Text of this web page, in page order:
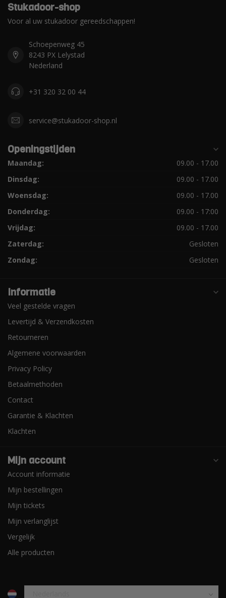
Stukadoor-shop
Voor al uw stukadoor gereedschappen!
Schoepenweg 45
8243 PX Lelystad
Nederland
+31 320 32 00 44
service@stukadoor-shop.nl
Openingstijden
Maandag:
09.00 - 17.00
Dinsdag:
09.00 - 17.00
Woensdag:
09.00 - 17.00
Donderdag:
09.00 - 17:00
Vrijdag:
09.00 - 17.00
Zaterdag:
Gesloten
Zondag:
Gesloten
Informatie
Veel gestelde vragen
Levertijd & Verzendkosten
Retourneren
Algemene voorwaarden
Privacy Policy
Betaalmethoden
Contact
Garantie & Klachten
Klachten
Mijn account
Account informatie
Mijn bestellingen
Mijn tickets
Mijn verlanglijst
Vergelijk
Alle producten